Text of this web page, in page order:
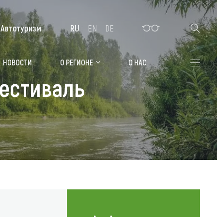
Алтайская зимовка
Где остановиться
Санатории
Гостиницы, отели
Коттеджи, базы
НОВОСТИ О РЕГИОНЕ О НАС
Автотуризм RU EN DE